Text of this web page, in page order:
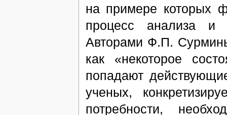
на примере которых
процесс анализа и
Авторами Ф.П.
как «некоторое
попадают
ученых,
потребности,